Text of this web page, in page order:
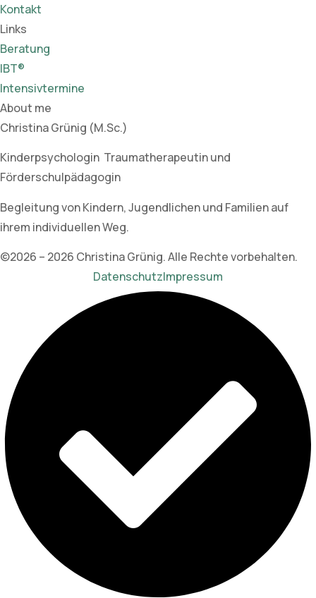
Kontakt
Links
Beratung
IBT®
Intensivtermine
About me
Christina Grünig (M.Sc.)
Kinderpsychologin Traumatherapeutin und
Förderschulpädagogin
Begleitung von Kindern, Jugendlichen und Familien auf
ihrem individuellen Weg.
©2026 – 2026 Christina Grünig. Alle Rechte vorbehalten.
DatenschutzImpressum